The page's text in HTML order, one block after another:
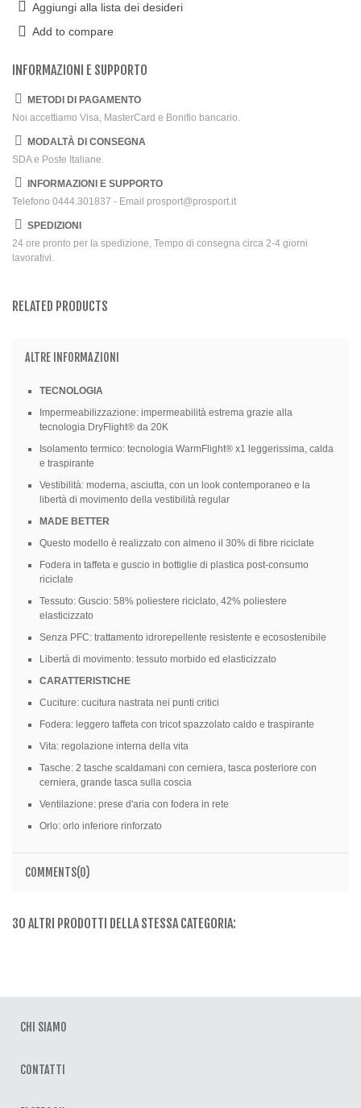
Aggiungi alla lista dei desideri
Add to compare
INFORMAZIONI E SUPPORTO
METODI DI PAGAMENTO
Noi accettiamo Visa, MasterCard e Bonifio bancario.
MODALTÀ DI CONSEGNA
SDA e Poste Italiane.
INFORMAZIONI E SUPPORTO
Telefono 0444.301837 - Email prosport@prosport.it
SPEDIZIONI
24 ore pronto per la spedizione, Tempo di consegna circa 2-4 giorni
lavorativi.
RELATED PRODUCTS
ALTRE INFORMAZIONI
TECNOLOGIA
Impermeabilizzazione: impermeabilità estrema grazie alla
tecnologia DryFlight® da 20K
Isolamento termico: tecnologia WarmFlight® x1 leggerissima, calda
e traspirante
Vestibilità: moderna, asciutta, con un look contemporaneo e la
libertà di movimento della vestibilità regular
MADE BETTER
Questo modello è realizzato con almeno il 30% di fibre riciclate
Fodera in taffeta e guscio in bottiglie di plastica post-consumo
riciclate
Tessuto: Guscio: 58% poliestere riciclato, 42% poliestere
elasticizzato
Senza PFC: trattamento idrorepellente resistente e ecosostenibile
Libertà di movimento: tessuto morbido ed elasticizzato
CARATTERISTICHE
Cuciture: cucitura nastrata nei punti critici
Fodera: leggero taffeta con tricot spazzolato caldo e traspirante
Vita: regolazione interna della vita
Tasche: 2 tasche scaldamani con cerniera, tasca posteriore con
cerniera, grande tasca sulla coscia
Ventilazione: prese d'aria con fodera in rete
Orlo: orlo inferiore rinforzato
COMMENTS(0)
30 ALTRI PRODOTTI DELLA STESSA CATEGORIA:
CHI SIAMO
CONTATTI